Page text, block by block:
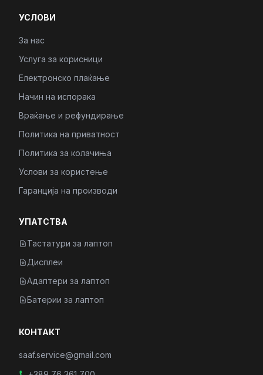
УСЛОВИ
За нас
Услуга за корисници
Електронско плаќање
Начин на испорака
Враќање и рефундирање
Политика на приватност
Политика за колачиња
Услови за користење
Гаранција на производи
УПАТСТВА
Тастатури за лаптоп
Дисплеи
Адаптери за лаптоп
Батерии за лаптоп
КОНТАКТ
saaf.service@gmail.com